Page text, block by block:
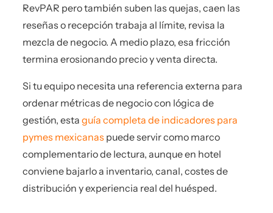
RevPAR pero también suben las quejas, caen las
reseñas o recepción trabaja al límite, revisa la
mezcla de negocio. A medio plazo, esa fricción
termina erosionando precio y venta directa.
Si tu equipo necesita una referencia externa para
ordenar métricas de negocio con lógica de
gestión, estaguía completa de indicadores para
pymes mexicanas puede servir como marco
complementario de lectura, aunque en hotel
conviene bajarlo a inventario, canal, costes de
distribución y experiencia real del huésped.